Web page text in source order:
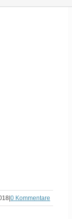
0 Kommentare